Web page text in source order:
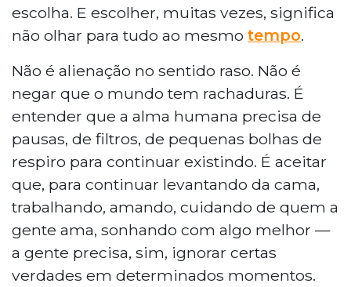
escolha. E escolher, muitas vezes, significa
não olhar para tudo ao mesmo tempo.
Não é alienação no sentido raso. Não é
negar que o mundo tem rachaduras. É
entender que a alma humana precisa de
pausas, de filtros, de pequenas bolhas de
respiro para continuar existindo. É aceitar
que, para continuar levantando da cama,
trabalhando, amando, cuidando de quem a
gente ama, sonhando com algo melhor —
a gente precisa, sim, ignorar certas
verdades em determinados momentos.